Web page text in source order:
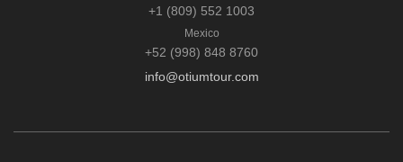
+1 (809) 552 1003
Mexico
+52 (998) 848 8760
info@otiumtour.com